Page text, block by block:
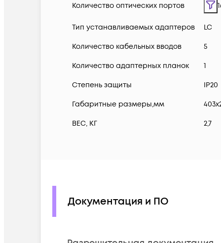
Количество оптических портов
Тип устанавливаемых адаптеров LC
Количество кабельных вводов 5
Количество адаптерных планок 1
Степень защиты IP20
Габаритные размеры,мм
ВЕС, КГ 2,7
Документация и ПО